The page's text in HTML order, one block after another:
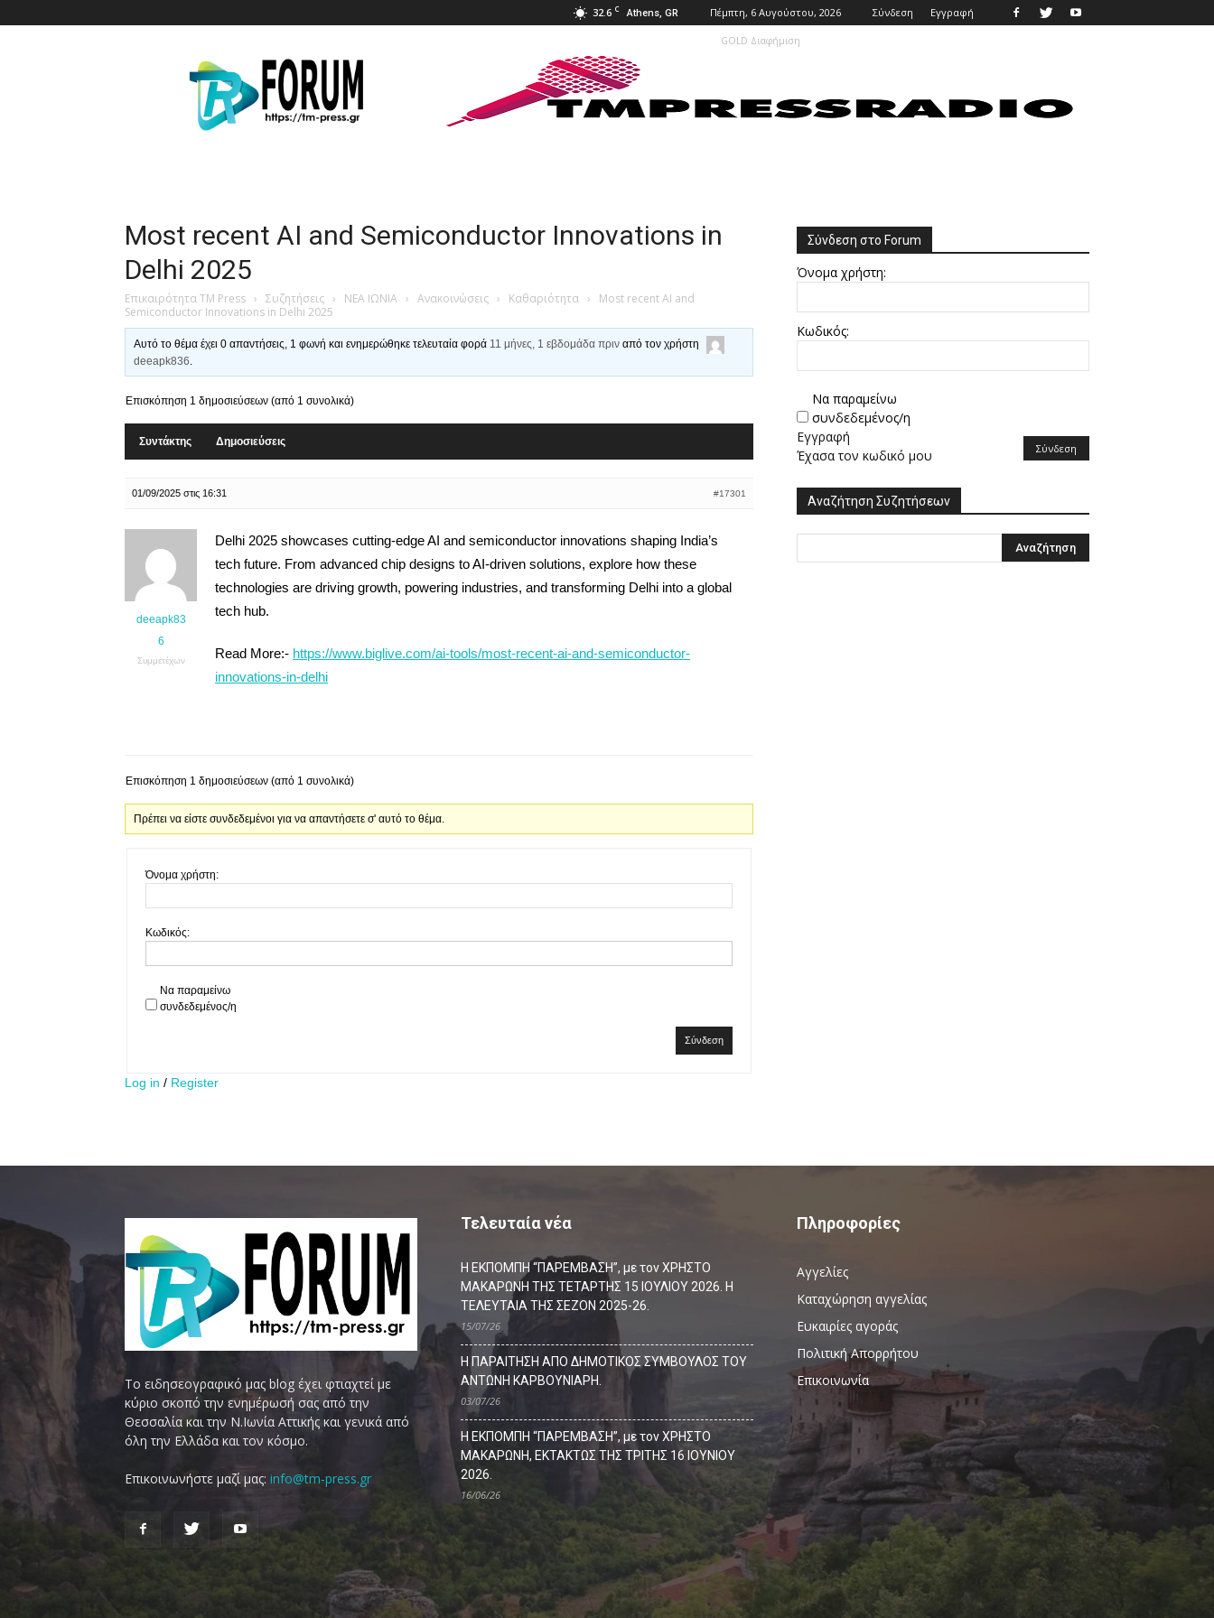
32.6 C Athens, GR Πέμπτη, 6 Αυγούστου, 2026 Σύνδεση Εγγραφή
Press
GOLD Διαφήμιση
Most recent AI and Semiconductor Innovations in
Delhi 2025
Επικαιρότητα TM Press › Συζητήσεις › ΝΕΑ ΙΩΝΙΑ › Ανακοινώσεις › Καθαριότητα ›
Most recent AI and
Semiconductor Innovations in Delhi 2025
Αυτό το θέμα έχει 0 απαντήσεις, 1 φωνή και ενημερώθηκε τελευταία φορά 11 μήνες, 1 εβδομάδα πριν από τον χρήστη
deeapk836.
Επισκόπηση 1 δημοσιεύσεων (από 1 συνολικά)
Συντάκτης Δημοσιεύσεις
01/09/2025 στις 16:31 #17301
deeapk83
6
Συμμετέχων
Delhi 2025 showcases cutting-edge AI and semiconductor innovations shaping India’s
tech future. From advanced chip designs to AI-driven solutions, explore how these
technologies are driving growth, powering industries, and transforming Delhi into a global
tech hub.
Read More:- https://www.biglive.com/ai-tools/most-recent-ai-and-semiconductor-
innovations-in-delhi
Επισκόπηση 1 δημοσιεύσεων (από 1 συνολικά)
Πρέπει να είστε συνδεδεμένοι για να απαντήσετε σ' αυτό το θέμα.
Όνομα χρήστη:
Κωδικός:
Να παραμείνω
συνδεδεμένος/η
Σύνδεση
Log in / Register
Σύνδεση στο Forum
Όνομα χρήστη:
Κωδικός:
Να παραμείνω
συνδεδεμένος/η
Σύνδεση
Εγγραφή
Έχασα τον κωδικό μου
Αναζήτηση Συζητήσεων
Το ειδησεογραφικό μας blog έχει φτιαχτεί με
κύριο σκοπό την ενημέρωσή σας από την
Θεσσαλία και την Ν.Ιωνία Αττικής και γενικά από
όλη την Ελλάδα και τον κόσμο.
Επικοινωνήστε μαζί μας: info@tm-press.gr
Τελευταία νέα
Η ΕΚΠΟΜΠΗ “ΠΑΡΕΜΒΑΣΗ”, με τον ΧΡΗΣΤΟ
ΜΑΚΑΡΩΝΗ ΤΗΣ ΤΕΤΑΡΤΗΣ 15 ΙΟΥΛΙΟΥ 2026. Η
ΤΕΛΕΥΤΑΙΑ ΤΗΣ ΣΕΖΟΝ 2025-26.
15/07/26
Η ΠΑΡΑΙΤΗΣΗ ΑΠΟ ΔΗΜΟΤΙΚΟΣ ΣΥΜΒΟΥΛΟΣ ΤΟΥ
ΑΝΤΩΝΗ ΚΑΡΒΟΥΝΙΑΡΗ.
03/07/26
Η ΕΚΠΟΜΠΗ “ΠΑΡΕΜΒΑΣΗ”, με τον ΧΡΗΣΤΟ
ΜΑΚΑΡΩΝΗ, ΕΚΤΑΚΤΩΣ ΤΗΣ ΤΡΙΤΗΣ 16 ΙΟΥΝΙΟΥ
2026.
16/06/26
Πληροφορίες
Αγγελίες
Καταχώρηση αγγελίας
Ευκαιρίες αγοράς
Πολιτική Απορρήτου
Επικοινωνία